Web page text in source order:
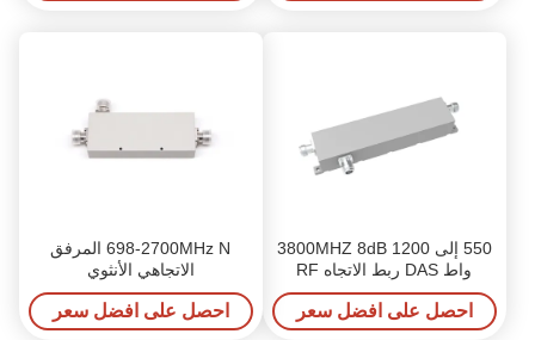
550 إلى 3800MHZ 8dB 1200
واط DAS ربط الاتجاه RF
احصل على افضل سعر
698-2700MHz N المرفق
الاتجاهي الأنثوي
احصل على افضل سعر